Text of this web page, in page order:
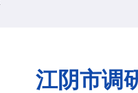
江阴市调